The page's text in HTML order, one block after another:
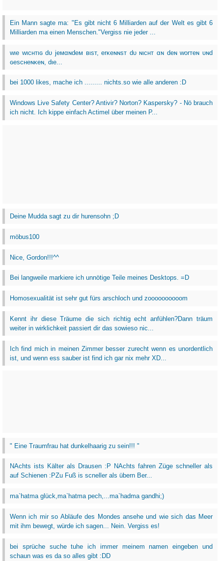
Ein Mann sagte ma: "Es gibt nicht 6 Milliarden auf der Welt es gibt 6
Milliarden ma einen Menschen."Vergiss nie jeder ...
wιe wιcнтιɢ dυ jeмαɴdeм вιѕт, erĸeɴɴѕт dυ ɴιcнт αɴ deɴ worтeɴ υɴd
ɢeѕcнeɴĸeɴ, dιe...
bei 1000 likes, mache ich ......... nichts.so wie alle anderen :D
Windows Live Safety Center? Antivir? Norton? Kaspersky? - Nö brauch
ich nicht. Ich kippe einfach Actimel über meinen P...
Deine Mudda sagt zu dir hurensohn ;D
möbus100
Nice, Gordon!!!^^
Bei langweile markiere ich unnötige Teile meines Desktops. =D
Homosexualität ist sehr gut fürs arschloch und zoooooooooom
Kennt ihr diese Träume die sich richtig echt anfühlen?Dann träum
weiter in wirklichkeit passiert dir das sowieso nic...
Ich find mich in meinen Zimmer besser zurecht wenn es unordentlich
ist, und wenn ess sauber ist find ich gar nix mehr XD...
" Eine Traumfrau hat dunkelhaarig zu sein!!! "
NAchts ists Kälter als Drausen :P NAchts fahren Züge schneller als
auf Schienen :PZu Fuß is scneller als übern Ber...
ma`hatma glück,ma`hatma pech,...ma`hadma gandhi;)
Wenn ich mir so Abläufe des Mondes ansehe und wie sich das Meer
mit ihm bewegt, würde ich sagen... Nein. Vergiss es!
bei sprüche suche tuhe ich immer meinem namen eingeben und
schaun was es da so alles gibt :DD